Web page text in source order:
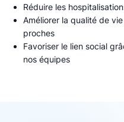
Réduire les
Améliorer la qualité de
proches
Favoriser le lien social
nos équipes